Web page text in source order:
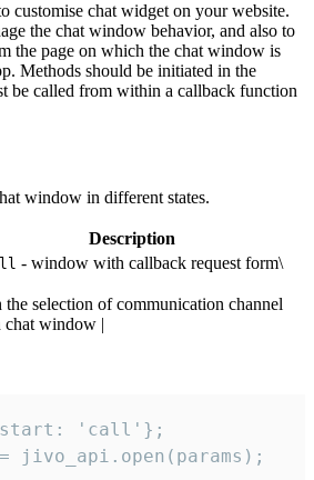
customise chat widget on your website.
the chat window behavior, and also to
the page on which the chat window is
Methods should be initiated in the
be called from within a callback function
window in different states.
Description
- window with callback request form\
selection of communication channel
chat window |
{start: 'call'};
jivo_api.open(params);